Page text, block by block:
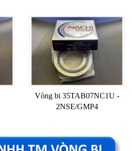
Vòng bi 35TAB07NC1U -
2NSE/GMP4